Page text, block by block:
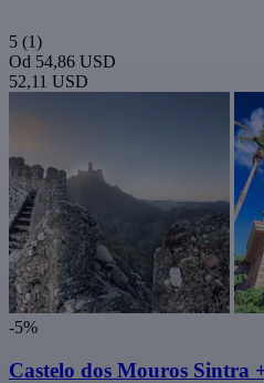
5 (1)
Od 54,86 USD
52,11 USD
-5%
Castelo dos Mouros Sintra